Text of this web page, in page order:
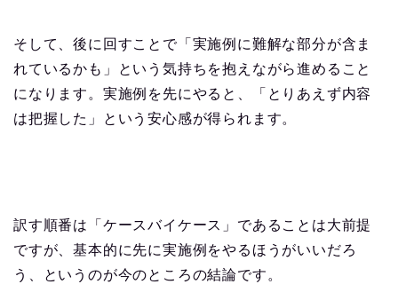
そして、後に回すことで「実施例に難解な部分が含ま
れているかも」という気持ちを抱えながら進めること
になります。実施例を先にやると、「とりあえず内容
は把握した」という安心感が得られます。
訳す順番は「ケースバイケース」であることは大前提
ですが、基本的に先に実施例をやるほうがいいだろ
う、というのが今のところの結論です。